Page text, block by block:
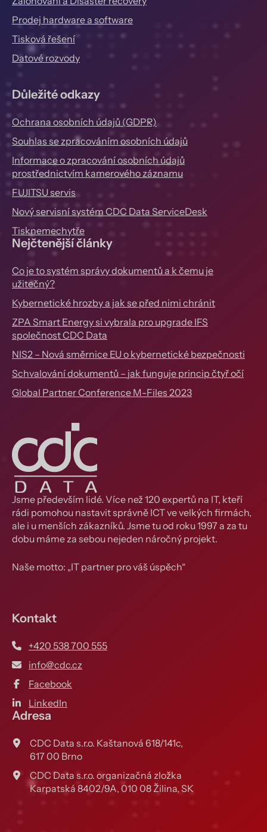
Prodej hardware a software
Tisková řešení
Datové rozvody
Důležité odkazy
Ochrana osobních údajů (GDPR)
Souhlas se zpracováním osobních údajů
Informace o zpracování osobních údajů
prostřednictvím kamerového záznamu
FUJITSU servis
Nový servisní systém CDC Data ServiceDesk
Tisknemechytře
Nejčtenější články
Co je to systém správy dokumentů a k čemu je
užitečný?
Kybernetické hrozby a jak se před nimi chránit
ZPA Smart Energy si vybrala pro upgrade IFS
společnost CDC Data
NIS2 – Nová směrnice EU o kybernetické bezpečnosti
Schvalování dokumentů – jak funguje princip čtyř očí
Global Partner Conference M-Files 2023
Jsme především lidé. Více než 120 expertů na IT, kteří
rádi pomohou nastavit správně ICT ve velkých firmách,
ale i u menších zákazníků. Jsme tu od roku 1997 a za tu
dobu máme za sebou nejeden náročný projekt.
Naše motto: „IT partner pro váš úspěch“
Kontakt
+420 538 700 555
info@cdc.cz
Facebook
LinkedIn
Adresa
CDC Data s.r.o. Kaštanová 618/141c,
617 00 Brno
CDC Data s.r.o. organizačná zložka
Karpatská 8402/9A, 010 08 Žilina, SK